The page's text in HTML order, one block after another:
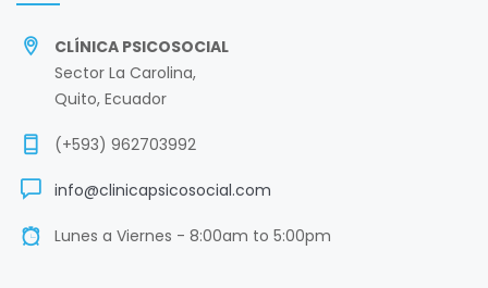
CLÍNICA PSICOSOCIAL
Sector La Carolina,
Quito, Ecuador
(+593) 962703992
info@clinicapsicosocial.com
Lunes a Viernes - 8:00am to 5:00pm